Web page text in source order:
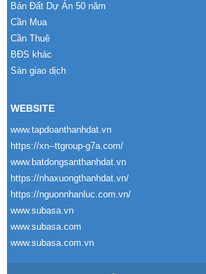
Bán Đất Dự Án 50 năm
Cần Mua
Cần Thuê
BĐS khác
Sàn giao dịch
WEBSITE
www.tapdoanthanhdat.vn
https://xn--ttgroup-g7a.com/
www.batdongsanthanhdat.vn
https://nhaxuongthanhdat.vn/
https://nguonnhanluc.com.vn/
www.subasa.vn
www.subasa.com
www.subasa.com.vn